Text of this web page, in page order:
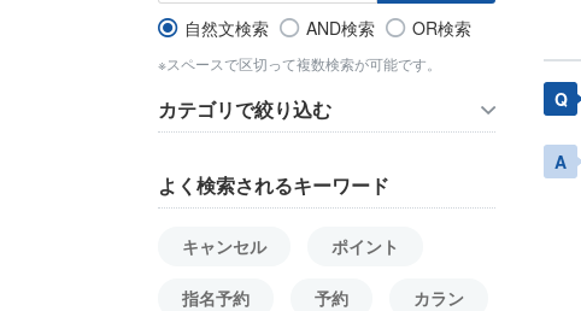
自然文検索 AND検索 OR検索
※スペースで区切って複数検索が可能です。
カテゴリで絞り込む
よく検索されるキーワード
キャンセル ポイント
指名予約 予約 カラン